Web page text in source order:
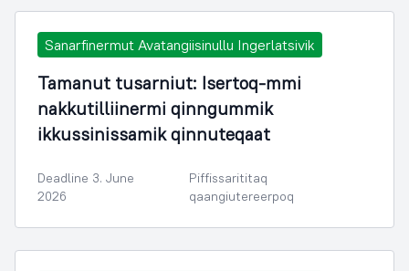
Sanarfinermut Avatangiisinullu Ingerlatsivik
Tamanut tusarniut: Isertoq-mmi
nakkutilliinermi qinngummik
ikkussinissamik qinnuteqaat
Deadline 3. June
2026
Piffissarititaq
qaangiutereerpoq